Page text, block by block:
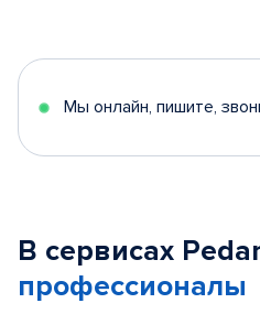
Мы онлайн, пишите,
В сервисах
профессионалы